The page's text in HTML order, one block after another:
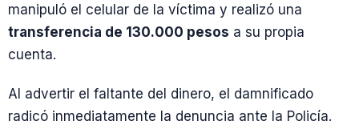
manipuló el celular de la víctima y realizó una
transferencia de 130.000 pesos a su propia
cuenta.
Al advertir el faltante del dinero, el damnificado
radicó inmediatamente la denuncia ante la Policía.